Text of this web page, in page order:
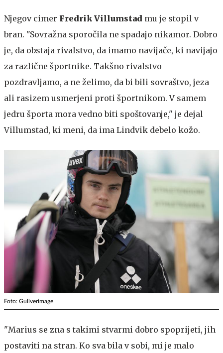
Njegov cimer Fredrik Villumstad mu je stopil v
bran. "Sovražna sporočila ne spadajo nikamor. Dobro
je, da obstaja rivalstvo, da imamo navijače, ki navijajo
za različne športnike. Takšno rivalstvo
pozdravljamo, a ne želimo, da bi bili sovraštvo, jeza
ali rasizem usmerjeni proti športnikom. V samem
jedru športa mora vedno biti spoštovanje," je dejal
Villumstad, ki meni, da ima Lindvik debelo kožo.
Foto: Guliverimage
"Marius se zna s takimi stvarmi dobro spoprijeti, jih
postaviti na stran. Ko sva bila v sobi, mi je malo